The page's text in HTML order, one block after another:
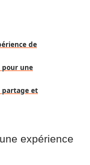
de
pour une
partage et
expérience